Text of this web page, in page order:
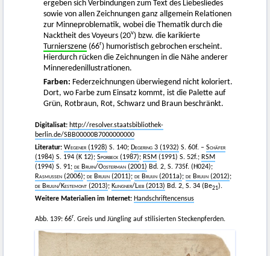
ergeben sich Verbindungen zum Text des Liebesliedes
sowie von allen Zeichnungen ganz allgemein Relationen
zur Minneproblematik, wobei die Thematik durch die
Nacktheit des Voyeurs (20v) bzw. die karikierte
Turnierszene (66r) humoristisch gebrochen erscheint.
Hierdurch rücken die Zeichnungen in die Nähe anderer
Minneredenillustrationen.
Farben: Federzeichnungen überwiegend nicht koloriert.
Dort, wo Farbe zum Einsatz kommt, ist die Palette auf
Grün, Rotbraun, Rot, Schwarz und Braun beschränkt.
Digitalisat: http://resolver.staatsbibliothek-
berlin.de/SBB00000B7000000000
Literatur: Wegener (1928) S. 140; Degering 3 (1932) S. 60f. – Schäfer
(1984) S. 194 (K 12); Sporbeck (1987); RSM (1991) S. 52f.; RSM
(1994) S. 91; de Bruin/Oosterman (2001) Bd. 2, S. 735f. (H024);
Rasmussen (2006); de Bruijn (2011); de Bruijn (2011a); de Bruijn (2012);
de Bruijn/Kestemont (2013); Klingner/Lieb (2013) Bd. 2, S. 34 (Be21 ).
Weitere Materialien im Internet: Handschriftencensus
Abb. 139: 66r. Greis und Jüngling auf stilisierten Steckenpferden.